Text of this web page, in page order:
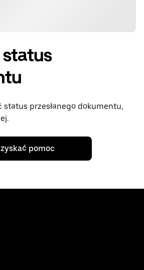
status przesłanego dokumentu,
pomoc